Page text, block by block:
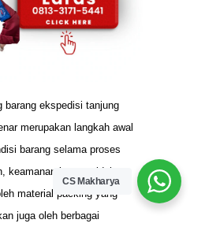
barang ekspedisi tanjung
merupakan langkah awal
barang selama proses
keamanan barang tidak
material packing yang
juga oleh berbagai
CS Makharya